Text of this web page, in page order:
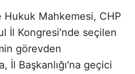
Mahkemesi, CHP
İl Kongresi'nde seçilen
görevden
İl Başkanlığı'na geçici